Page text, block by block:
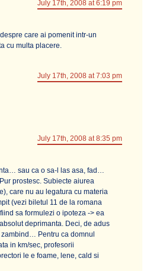
July 17th, 2008 at 6:19 pm
care ai pomenit intr-un
cu multa placere.
July 17th, 2008 at 7:03 pm
July 17th, 2008 at 8:35 pm
sau ca o sa-l las asa, fad…
prostesc. Subiecte aiurea
care nu au legatura cu materia
(vezi biletul 11 de la romana
sa formulezi o ipoteza -> ea
deprimanta. Deci, de adus
Pentru ca domnul
in km/sec, profesorii
le e foame, lene, cald si